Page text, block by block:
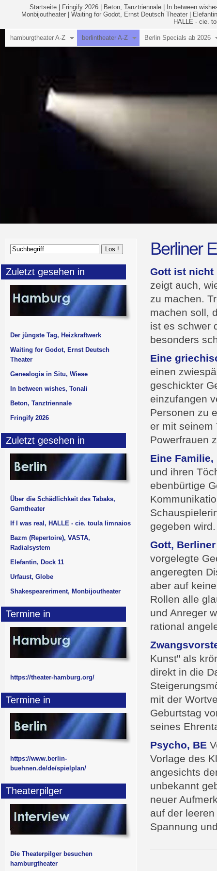
Startseite Fringify 2026 Beton, Tanztriennale
In between
Monbijoutheater
Waiting for Godot, Ernst Deutsch Theater
HALLE - cie.
hamburgtheater A-Z berlintheater A-Z Berlin Specials ab 2026
Berliner
Gott ist nicht
zeigt auch,
zu machen.
machen soll,
ist es schwer
besonders
Eine
einen
geschickter
einzufangen
Personen zu
er mit seinem
Powerfrauen
Eine
und ihren
ebenbürtige
gegeben wird.
Gott,
vorgelegte
angeregten
aber auf
Rollen alle
und Anreger
rational
Kunst" als
direkt in die
mit der
Geburtstag
seines
Psycho, BE
Vorlage des
angesichts
unbekannt
neuer
auf der
Spannung
Zuletzt gesehen in
Der jüngste Tag, Heizkraftwerk
Waiting for Godot, Ernst Deutsch
Theater
Genealogia in Situ, Wiese
In between wishes, Tonali
Beton, Tanztriennale
Fringify 2026
Zuletzt gesehen in
Über die Schädlichkeit des Tabaks,
Garntheater
If I was real, HALLE - cie. toula limnaios
Bazm (Repertoire), VASTA,
Radialsystem
Elefantin, Dock 11
Urfaust, Globe
Shakespeareriment, Monbijoutheater
Termine in
https://theater-hamburg.org/
Termine in
https://www.berlin-
buehnen.de/de/spielplan/
Theaterpilger
Die Theaterpilger besuchen
hamburgtheater